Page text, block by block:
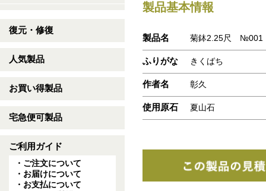
復元・修復
人気製品
お買い得製品
宅急便可製品
ご利用ガイド
・ご注文について
・お届けについて
・お支払について
製品基本情報
製品名 菊鉢2.25尺 №001
ふりがな きくばち
作者名 彰久
使用原石 夏山石